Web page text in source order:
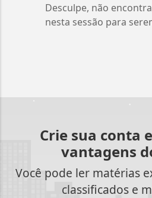
Desculpe, não
nesta sessão para
Crie sua conta
vantagens
Você pode ler matérias
classificados e